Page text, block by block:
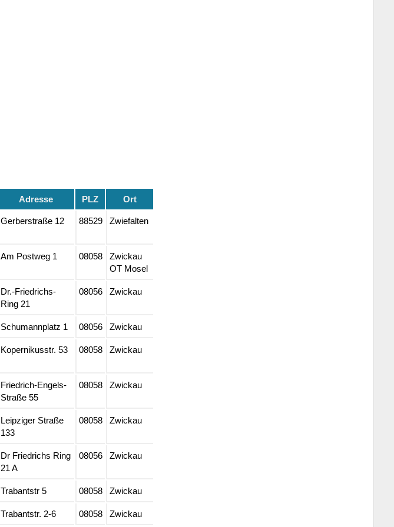
Adresse PLZ Ort
Gerberstraße 12 88529 Zwiefalten
Am Postweg 1 08058
Zwickau
OT Mosel
Dr.-Friedrichs-
Ring 21
08056 Zwickau
Schumannplatz 1 08056 Zwickau
Kopernikusstr. 53 08058 Zwickau
Friedrich-Engels-
Straße 55
08058 Zwickau
Leipziger Straße
133
08058 Zwickau
Dr Friedrichs Ring
21 A
08056 Zwickau
Trabantstr 5 08058 Zwickau
Trabantstr. 2-6 08058 Zwickau